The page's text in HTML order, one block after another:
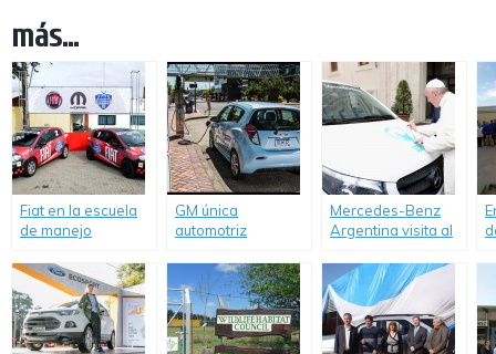
más...
Fiat en la escuela
de manejo
Experience”.
GM única
automotriz
incluida en el Índice
Dow Jones de
Sustentabilidad
Mercedes-Benz
Argentina visita al
la primera Vito
Argentina para
Scholas.